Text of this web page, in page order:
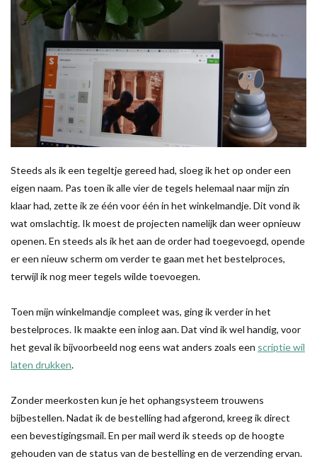
Steeds als ik een tegeltje gereed had, sloeg ik het op onder een
eigen naam. Pas toen ik alle vier de tegels helemaal naar mijn zin
klaar had, zette ik ze één voor één in het winkelmandje. Dit vond ik
wat omslachtig. Ik moest de projecten namelijk dan weer opnieuw
openen. En steeds als ik het aan de order had toegevoegd, opende
er een nieuw scherm om verder te gaan met het bestelproces,
terwijl ik nog meer tegels wilde toevoegen.
Toen mijn winkelmandje compleet was, ging ik verder in het
bestelproces. Ik maakte een inlog aan. Dat vind ik wel handig, voor
het geval ik bijvoorbeeld nog eens wat anders zoals een scriptie wil
laten drukken.
Zonder meerkosten kun je het ophangsysteem trouwens
bijbestellen. Nadat ik de bestelling had afgerond, kreeg ik direct
een bevestigingsmail. En per mail werd ik steeds op de hoogte
gehouden van de status van de bestelling en de verzending ervan.